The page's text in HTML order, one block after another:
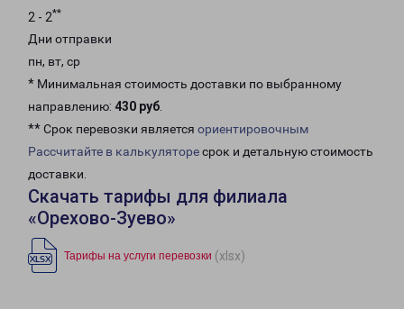
2 - 2**
Дни отправки
пн, вт, ср
* Минимальная стоимость доставки по выбранному
направлению: 430 руб.
** Срок перевозки является ориентировочным
Рассчитайте в калькуляторесрок и детальную стоимость
доставки.
Скачать тарифы для филиала
«Орехово-Зуево»
Тарифы на услуги перевозки (xlsx)